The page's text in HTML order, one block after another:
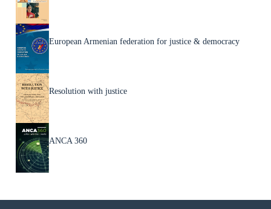
European Armenian federation for justice & democracy
Resolution with justice
ANCA 360